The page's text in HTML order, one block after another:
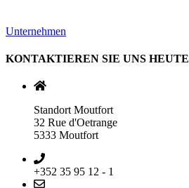
Unternehmen
KONTAKTIEREN SIE UNS HEUTE
Standort Moutfort
32 Rue d'Oetrange
5333 Moutfort
+352 35 95 12 - 1